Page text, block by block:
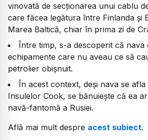
vinovată de secționarea unui cablu
care făcea legătura între Finlanda și
Marea Baltică, chiar în prima zi de
Între timp, s-a descoperit că nava
echipamente care nu aveau ce să
petrolier obișnuit.
În acest context, deși nava se
Insulelor Cook, se bănuiește că ea
navă-fantomă a Rusiei.
Află mai mult despre acest subiect.